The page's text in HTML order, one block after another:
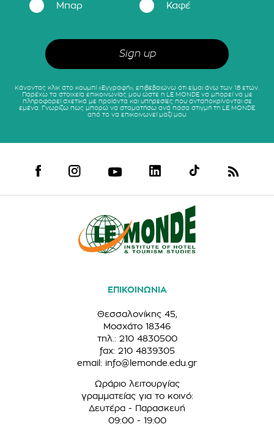
Μπαρ Καφέ
Κάνοντας κλικ στο κουμπί «Εγγραφή», επιβεβαιώνω ότι είμαι άνω των 18 ετών.
Παρέχω τα στοιχεία επικοινωνίας μου ώστε η LE MONDE να μπορεί να με
πληροφορεί σχετικά με προϊόντα και υπηρεσίες που ανταποκρίνονται σε
εμένα. Γνωρίζω πως μπορώ να σταματήσω ανά πάσα στιγμή τη LE MONDE
από το να επικοινωνεί μαζί μου.
ΕΠΙΚΟΙΝΩΝΙΑ
Θεσσαλονίκης 45,
Μοσχάτο 18346
τηλ.: 210 4830500
fax: 210 4839305
email: info@lemonde.edu.gr
Ωράριο λειτουργίας
γραμματείας για το κοινό:
Δευτέρα - Παρασκευή
09:00 - 19:00